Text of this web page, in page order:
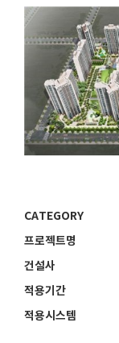
CATEGORY
프로젝트명
건설사
적용기간
적용시스템